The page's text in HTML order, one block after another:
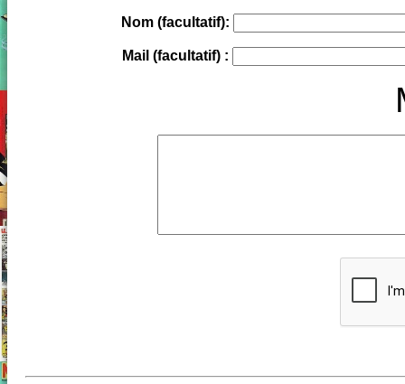
Nom (facultatif):
Mail (facultatif) :